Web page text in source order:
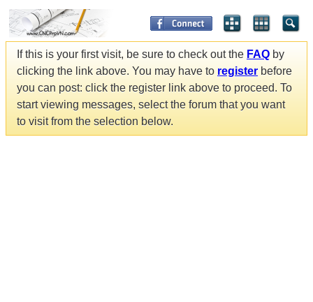
If this is your first visit, be sure to check out the FAQ by
clicking the link above. You may have to register before
you can post: click the register link above to proceed. To
start viewing messages, select the forum that you want
to visit from the selection below.